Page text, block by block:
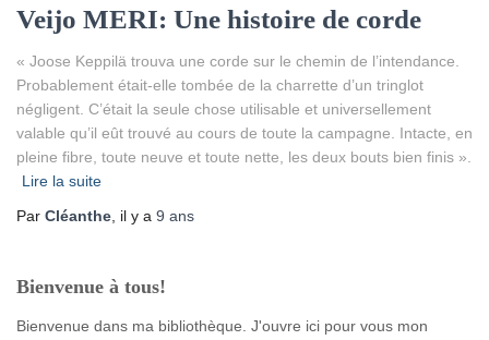
Veijo MERI: Une histoire de corde
« Joose Keppilä trouva une corde sur le chemin de l’intendance.
Probablement était-elle tombée de la charrette d’un tringlot
négligent. C’était la seule chose utilisable et universellement
valable qu’il eût trouvé au cours de toute la campagne. Intacte, en
pleine fibre, toute neuve et toute nette, les deux bouts bien finis ».
Lire la suite
Par Cléanthe , il y a 9 ans
Bienvenue à tous!
Bienvenue dans ma bibliothèque. J'ouvre ici pour vous mon